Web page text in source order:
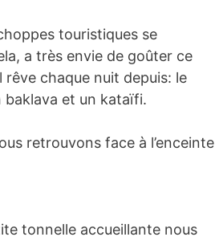
touristiques se
a très envie de goûter ce
chaque nuit depuis: le
baklava et un kataïfi.
retrouvons face à l’enceinte
tonnelle accueillante nous